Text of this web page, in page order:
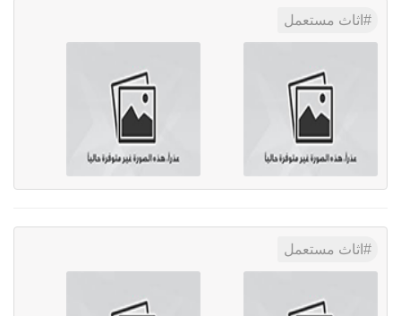
اثاث مستعمل
اثاث مستعمل